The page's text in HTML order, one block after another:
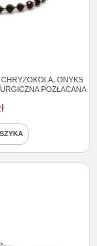
ONYKS
POZŁACANA